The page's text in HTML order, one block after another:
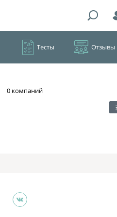
Тесты Отзывы
​0 компаний